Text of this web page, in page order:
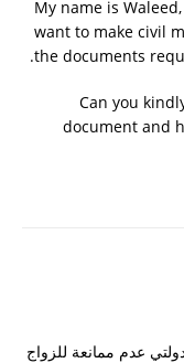
My name is
want to make civil
the documents
Can you
document and
عدم ممانعة للزواج